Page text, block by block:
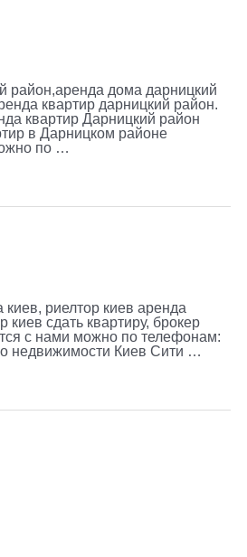
район,аренда дома дарницкий
квартир дарницкий район.
квартир Дарницкий район
в Дарницком районе
по …
киев, риелтор киев аренда
киев сдать квартиру, брокер
с нами можно по телефонам:
недвижимости Киев Сити …